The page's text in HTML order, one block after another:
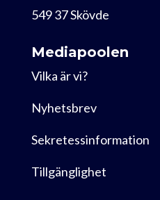
549 37 Skövde
Mediapoolen
Vilka är vi?
Nyhetsbrev
Sekretessinformation
Tillgänglighet